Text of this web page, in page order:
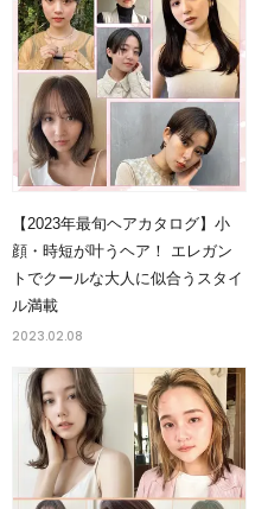
【2023年最旬ヘアカタログ】小
顔・時短が叶うヘア！ エレガン
トでクールな大人に似合うスタイ
ル満載
2023.02.08